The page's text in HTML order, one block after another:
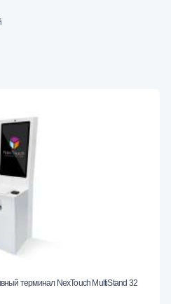
терминал NexTouch MultiStand 32